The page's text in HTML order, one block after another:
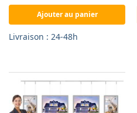
Ajouter au panier
Livraison : 24-48h